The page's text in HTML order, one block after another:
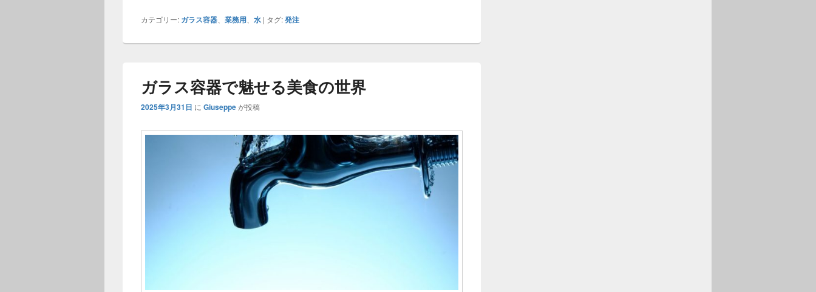
カテゴリー: ガラス容器 業務用 水 | タグ:発注
ガラス容器で魅せる美食の世界
2025年3月31日 に Giuseppeが投稿